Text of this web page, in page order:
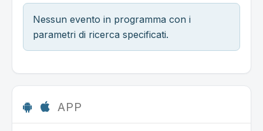
Nessun evento in programma con i
parametri di ricerca specificati.
APP